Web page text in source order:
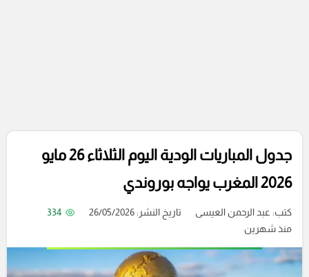
جدول المباريات الودية اليوم الثلاثاء 26 مايو
2026 المغرب يواجه بوروندي
كتب: عبد الرحمن العيسى تاريخ النشر: 26/05/2026
334
منذ شهرين